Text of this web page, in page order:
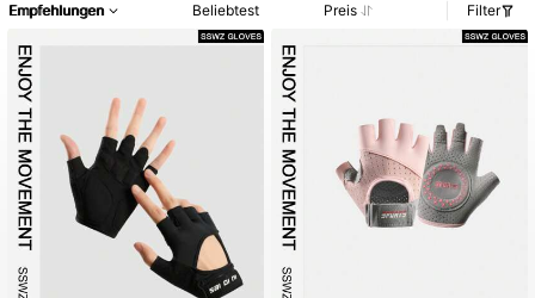
Empfehlungen Beliebtest Preis Filter